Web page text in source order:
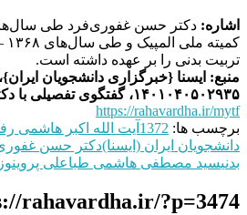
اشاره:
تربیت‌ بدنی را بر عهده داشته است.
۱۴۰۱۰۴۰۵۰۲۹۳۵، گفتگوی تفصیلی با دکتر حسن غفوری‌فرد
https://rahavardha.ir/mytf
برچسب ها: 1372 آیت الله اکبر هاشمی
دانشجویان ایران (ایسنا)دکتر حسن
بدنیسید مصطفی هاشمی طباعلی پروین
rahavardha.ir/?p=3474